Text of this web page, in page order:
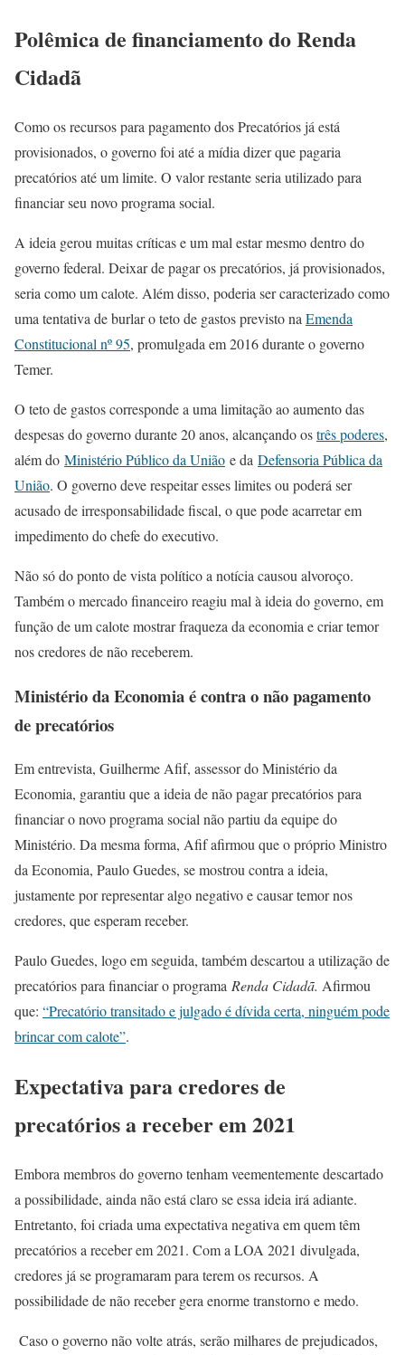
Polêmica de financiamento do Renda
Cidadã
Como os recursos para pagamento dos Precatórios já está
provisionados, o governo foi até a mídia dizer que pagaria
precatórios até um limite. O valor restante seria utilizado para
financiar seu novo programa social.
A ideia gerou muitas críticas e um mal estar mesmo dentro do
governo federal. Deixar de pagar os precatórios, já provisionados,
seria como um calote. Além disso, poderia ser caracterizado como
uma tentativa de burlar o teto de gastos previsto na Emenda
Constitucional nº 95, promulgada em 2016 durante o governo
Temer.
O teto de gastos corresponde a uma limitação ao aumento das
despesas do governo durante 20 anos, alcançando ostrês poderes,
além do Ministério Público da União e da Defensoria Pública da
União. O governo deve respeitar esses limites ou poderá ser
acusado de irresponsabilidade fiscal, o que pode acarretar em
impedimento do chefe do executivo.
Não só do ponto de vista político a notícia causou alvoroço.
Também o mercado financeiro reagiu mal à ideia do governo, em
função de um calote mostrar fraqueza da economia e criar temor
nos credores de não receberem.
Ministério da Economia é contra o não pagamento
de precatórios
Em entrevista, Guilherme Afif, assessor do Ministério da
Economia, garantiu que a ideia de não pagar precatórios para
financiar o novo programa social não partiu da equipe do
Ministério. Da mesma forma, Afif afirmou que o próprio Ministro
da Economia, Paulo Guedes, se mostrou contra a ideia,
justamente por representar algo negativo e causar temor nos
credores, que esperam receber.
Paulo Guedes, logo em seguida, também descartou a utilização de
precatórios para financiar o programa Renda Cidadã. Afirmou
que: “Precatório transitado e julgado é dívida certa, ninguém pode
brincar com calote”.
Expectativa para credores de
precatórios a receber em 2021
Embora membros do governo tenham veementemente descartado
a possibilidade, ainda não está claro se essa ideia irá adiante.
Entretanto, foi criada uma expectativa negativa em quem têm
precatórios a receber em 2021. Com a LOA 2021 divulgada,
credores já se programaram para terem os recursos. A
possibilidade de não receber gera enorme transtorno e medo.
Caso o governo não volte atrás, serão milhares de prejudicados,